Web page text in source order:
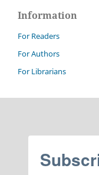
Information
For Readers
For Authors
For Librarians